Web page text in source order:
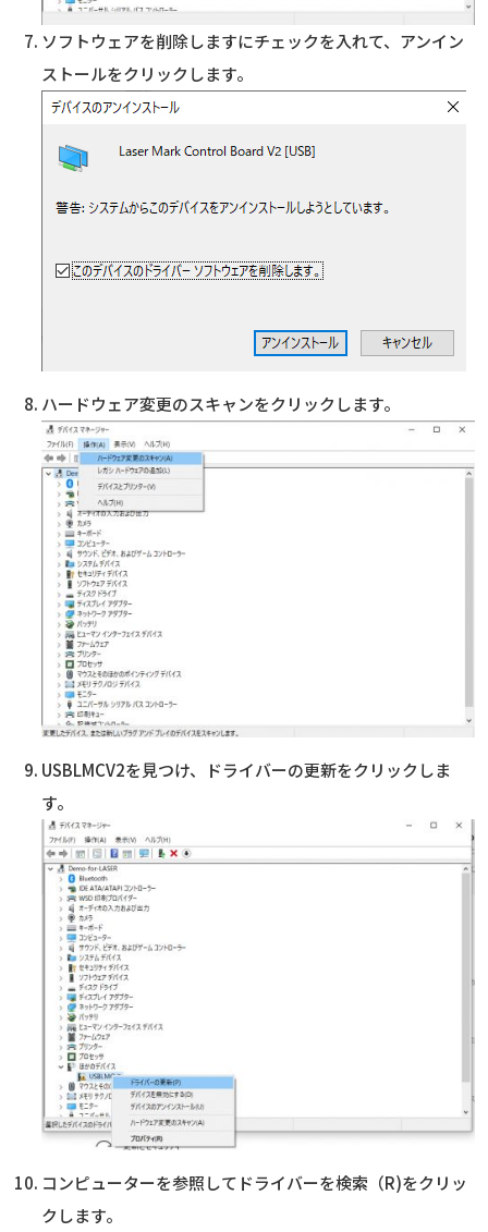
ソフトウェアを削除しますにチェックを入れて、アンイン
ストールをクリックします。
ハードウェア変更のスキャンをクリックします。
USBLMCV2を見つけ、ドライバーの更新をクリックしま
す。
コンピューターを参照してドライバーを検索（R)をクリッ
クします。